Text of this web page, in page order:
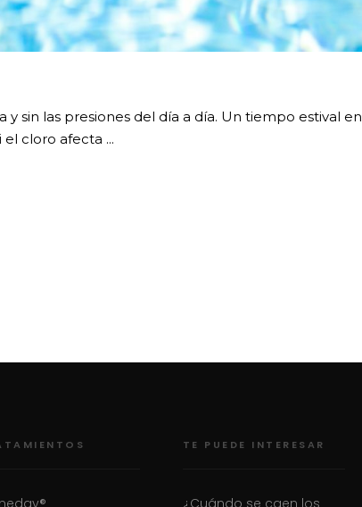
y sin las presiones del día a día. Un tiempo estival
el cloro afecta
TE PUEDE INTERESAR